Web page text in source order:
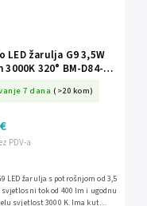
LED žarulja G9 3,5W
3000K 320° BM-D84-
7 dana (>20 kom)
PDV-a
LED žarulja s potrošnjom od 3,5
svjetlosni tok od 400 lm i ugodnu
svjetlost 3000 K. Ima kut